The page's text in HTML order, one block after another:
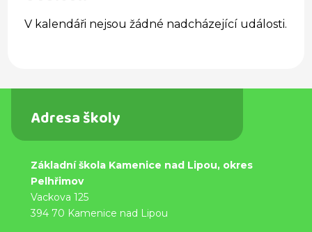
V kalendáři nejsou žádné nadcházející události.
Adresa školy
Základní škola Kamenice nad Lipou, okres
Pelhřimov
Vackova 125
394 70 Kamenice nad Lipou